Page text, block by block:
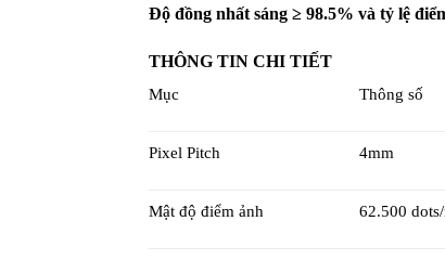
Độ đồng nhất sáng ≥ 98.5% và tỷ lệ
THÔNG TIN CHI TIẾT
Mục Thông số
Pixel Pitch 4mm
Mật độ điểm ảnh 62.500 dots/